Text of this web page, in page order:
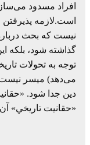
افراد مسدود
است.لازمه پذيرفتن
نيست که بحث درباره
گذاشته شود، بلکه
توجه به تحولات
می‌دهد) ميسر نيست.
دين جدا شود.
«حقانيت تاريخي»